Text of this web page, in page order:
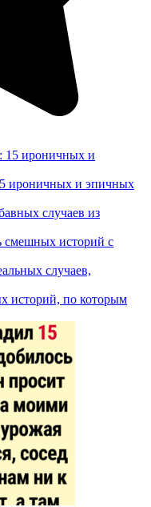
ироничных и эпичных
смешных историй с
историй, по которым